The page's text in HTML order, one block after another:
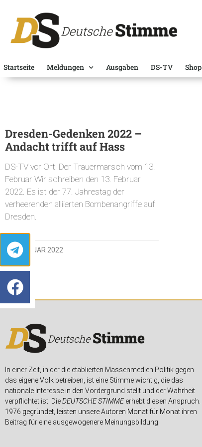
Startseite Meldungen Ausgaben DS-TV Shop
Dresden-Gedenken 2022 –
Andacht trifft auf Hass
DS-TV vor Ort: Der Trauermarsch vom 13.
Februar Wir schreiben den 13. Februar
2022. Es ist der 77. Jahrestag der
verheerenden alliierten Bombenangriffe auf
Dresden.
15. FEBRUAR 2022
In einer Zeit, in der die etablierten Massenmedien Politik gegen
das eigene Volk betreiben, ist eine Stimme wichtig, die das
nationale Interesse in den Vordergrund stellt und der Wahrheit
verpflichtet ist. DieDEUTSCHE STIMMEerhebt diesen Anspruch.
1976 gegründet, leisten unsere Autoren Monat für Monat ihren
Beitrag für eine ausgewogenere Meinungsbildung.